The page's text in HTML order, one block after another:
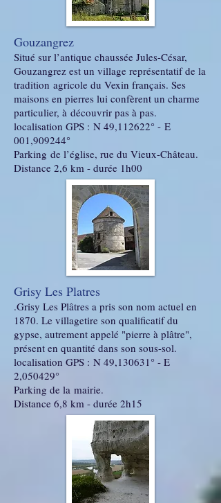
Gouzangrez
Situé sur l’antique chaussée Jules-César,
Gouzangrez est un village représentatif de la
tradition agricole du Vexin français. Ses
maisons en pierres lui confèrent un charme
particulier, à découvrir pas à pas.
localisation GPS : N 49,112622° - E
001,909244°
Parking de l’église, rue du Vieux-Château.
Distance 2,6 km - durée 1h00
Grisy Les Platres
.Grisy Les Plâtres a pris son nom actuel en
1870. Le villagetire son qualificatif du
gypse, autrement appelé "pierre à plâtre",
présent en quantité dans son sous-sol.
localisation GPS : N 49,130631° - E
2,050429°
Parking de la mairie.
Distance 6,8 km - durée 2h15